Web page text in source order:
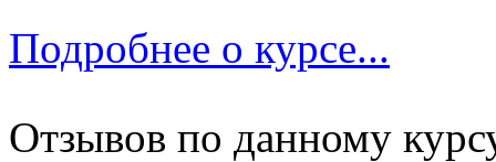
Подробнее о курсе...
Отзывов по данному